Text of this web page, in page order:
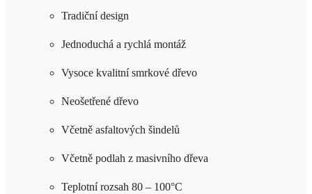
Tradiční design
Jednoduchá a rychlá montáž
Vysoce kvalitní smrkové dřevo
Neošetřené dřevo
Včetně asfaltových šindelů
Včetně podlah z masivního dřeva
Teplotní rozsah 80 – 100°C